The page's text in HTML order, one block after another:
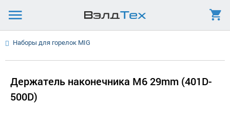
Наборы для горелок MIG
Держатель наконечника M6 29mm (401D-
500D)